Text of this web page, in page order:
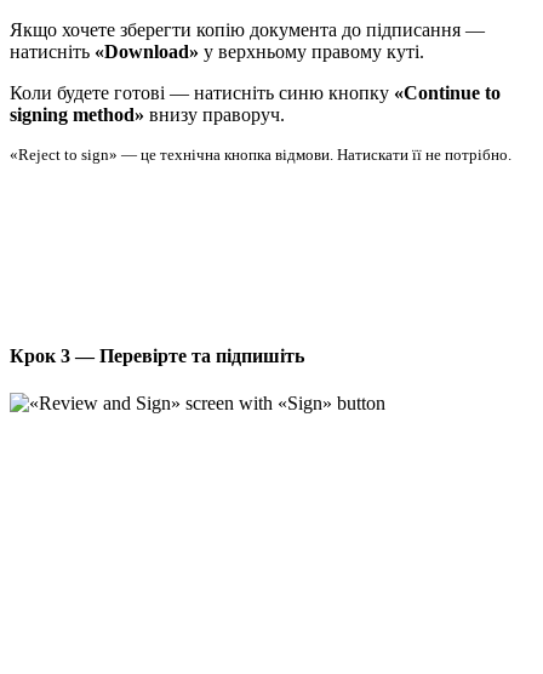
Якщо хочете зберегти копію документа до підписання —
натисніть «Download» у верхньому правому куті.
Коли будете готові — натисніть синю кнопку «Continue to
signing method» внизу праворуч.
«Reject to sign» — це технічна кнопка відмови. Натискати її не потрібно.
Крок 3 — Перевірте та підпишіть